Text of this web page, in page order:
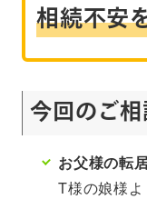
相続不安
今回のご
お父様の転
T様の娘様